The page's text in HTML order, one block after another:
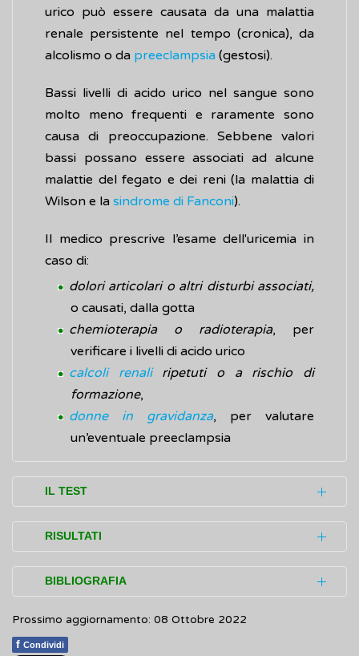
urico può essere causata da una malattia
renale persistente nel tempo (cronica), da
alcolismo o da preeclampsia (gestosi).
Bassi livelli di acido urico nel sangue sono
molto meno frequenti e raramente sono
causa di preoccupazione. Sebbene valori
bassi possano essere associati ad alcune
malattie del fegato e dei reni (la malattia di
Wilson e la sindrome di Fanconi).
Il medico prescrive l’esame dell'uricemia in
caso di:
dolori articolari o altri disturbi associati,
o causati, dalla gotta
chemioterapiao radioterapia, per
verificare i livelli di acido urico
calcoli renali ripetuti o a rischio di
formazione,
donne in gravidanza, per valutare
un’eventuale preeclampsia
IL TEST
L'esame dell'uricemia si esegue con un
semplice prelievo di sangue effettuato
inserendo un ago in una vena del braccio.
Non necessita di una preparazione
particolare, è sufficiente essere a digiuno da
almeno 8-10 ore.
RISULTATI
I livelli normali di uricemia possono variare a
seconda dei valori di riferimento adottati da
ciascun laboratorio di analisi. Nei risultati del
test, oltre ad essere presente il valore di
BIBLIOGRAFIA
Mayo Clinic.High uric acid level(Inglese)
Prossimo aggiornamento: 08 Ottobre 2022
f Condividi